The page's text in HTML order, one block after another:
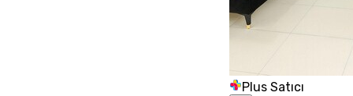
Plus Satıcı